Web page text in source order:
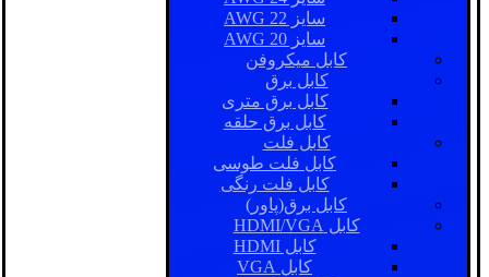
سایز AWG 22
سایز AWG 20
کابل میکروفن
کابل برق
کابل برق متری
کابل برق حلقه
کابل فلت
کابل فلت طوسی
کابل فلت رنگی
کابل برق(پاور)
کابل HDMI/VGA
کابل HDMI
کابل VGA